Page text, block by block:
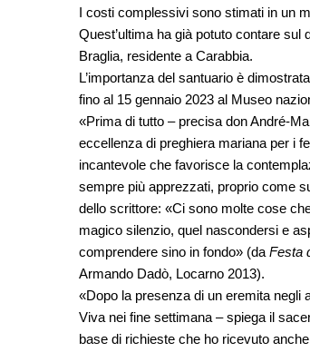
I costi complessivi sono stimati in un
Quest’ultima ha già potuto contare sul
Braglia, residente a Carabbia.
L’importanza del santuario è
fino al 15 gennaio 2023 al Museo
«Prima di tutto – precisa don André-
eccellenza di preghiera mariana per i
incantevole che favorisce la
sempre più apprezzati, proprio come
dello scrittore: «Ci sono molte cose
magico silenzio, quel nascondersi e
comprendere sino in fondo» (da Festa
Armando Dadò, Locarno 2013).
«Dopo la presenza di un eremita negli
Viva nei fine settimana – spiega il
base di richieste che ho ricevuto